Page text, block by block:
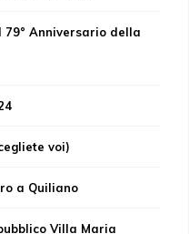
Anniversario della
voi)
a Quiliano
Villa Maria